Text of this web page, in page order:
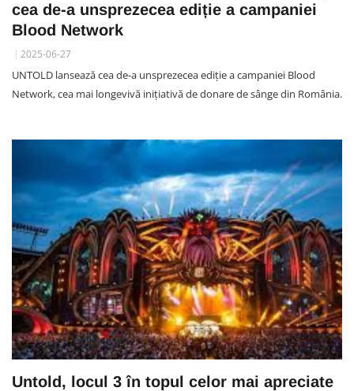
cea de-a unsprezecea ediție a campaniei
Blood Network
2025-06-27
UNTOLD lansează cea de-a unsprezecea ediție a campaniei Blood
Network, cea mai longevivă inițiativă de donare de sânge din România.
Untold, locul 3 în topul celor mai apreciate